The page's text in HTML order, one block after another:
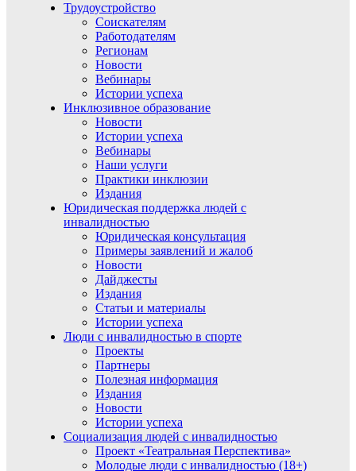
Трудоустройство
Соискателям
Работодателям
Регионам
Новости
Вебинары
Истории успеха
Инклюзивное образование
Новости
Истории успеха
Вебинары
Наши услуги
Практики инклюзии
Издания
Юридическая поддержка людей с
инвалидностью
Юридическая консультация
Примеры заявлений и жалоб
Новости
Дайджесты
Издания
Статьи и материалы
Истории успеха
Люди с инвалидностью в спорте
Проекты
Партнеры
Полезная информация
Издания
Новости
Истории успеха
Социализация людей с инвалидностью
Проект «Театральная Перспектива»
Молодые люди с инвалидностью (18+)